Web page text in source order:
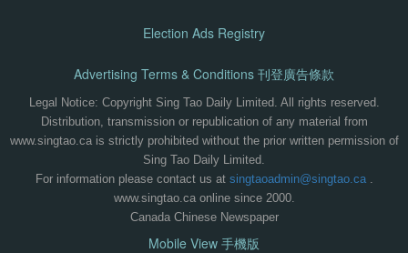
Election Ads Registry
Advertising Terms & Conditions 刊登廣告條款
Legal Notice: Copyright Sing Tao Daily Limited. All rights reserved.
Distribution, transmission or republication of any material from
www.singtao.ca is strictly prohibited without the prior written permission of
Sing Tao Daily Limited.
For information please contact us at singtaoadmin@singtao.ca.
www.singtao.ca online since 2000.
Canada Chinese Newspaper
Mobile View 手機版